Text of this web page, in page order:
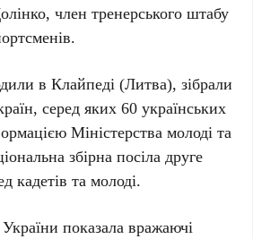
член тренерського штабу
в Клайпеді (Литва), зібрали
серед яких 60 українських
Міністерства молоді та
збірна посіла друге
кадетів та молоді.
показала вражаючі